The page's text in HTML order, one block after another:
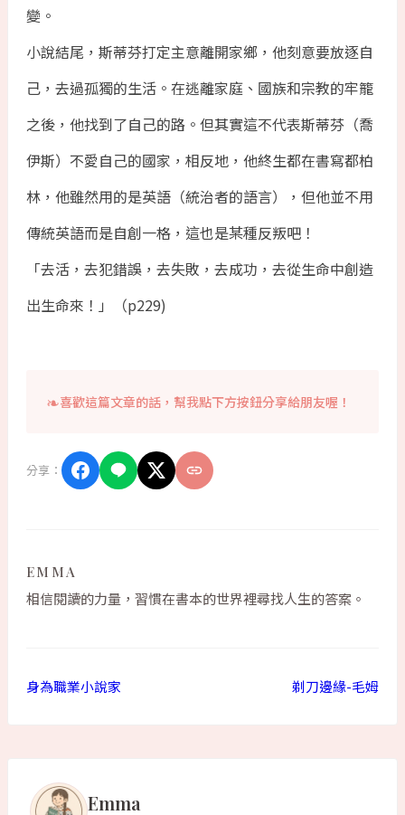
變。
小說結尾，斯蒂芬打定主意離開家鄉，他刻意要放逐自
己，去過孤獨的生活。在逃離家庭、國族和宗教的牢籠
之後，他找到了自己的路。但其實這不代表斯蒂芬（喬
伊斯）不愛自己的國家，相反地，他終生都在書寫都柏
林，他雖然用的是英語（統治者的語言），但他並不用
傳統英語而是自創一格，這也是某種反叛吧！
「去活，去犯錯誤，去失敗，去成功，去從生命中創造
出生命來！」（p229)
喜歡這篇文章的話，幫我點下方按鈕分享給朋友喔！
分享：
EMMA
相信閱讀的力量，習慣在書本的世界裡尋找人生的答案。
身為職業小說家 剃刀邊緣-毛姆
Emma